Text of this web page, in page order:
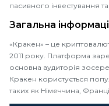
пасивного інвестування
Загальна
«Кракен» – це
2011 року. Платформа
основна аудиторія
Кракен користується
таких як Німеччина,